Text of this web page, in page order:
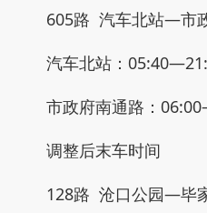
605路 汽车北站—市
汽车北站：
市政府南通路：
调整后末车时间
128路 沧口公园—毕